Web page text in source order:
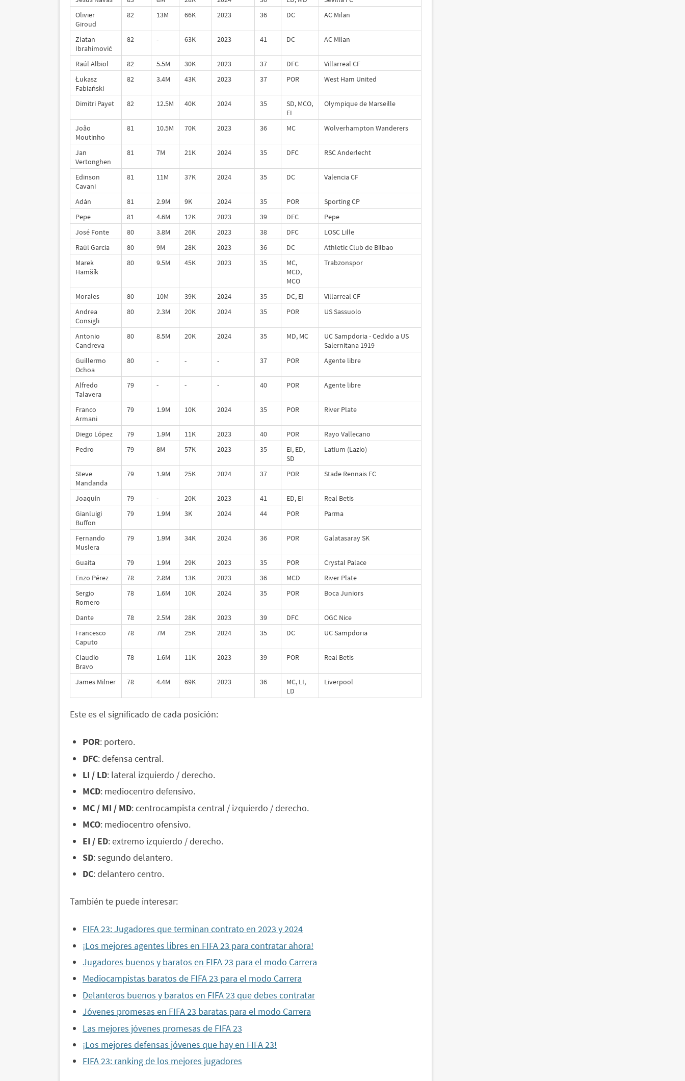
Olivier
Giroud
82 13M 66K 2023 36 DC AC Milan
Zlatan
Ibrahimović
82 - 63K 2023 41 DC AC Milan
Raúl Albiol 82 5.5M 30K 2023 37 DFC
Villarreal CF
Łukasz
Fabiański
82 3.4M 43K 2023 37 POR West Ham United
Dimitri Payet 82 12.5M 40K 2024 35
SD, MCO,
EI
Olympique de Marseille
João
Moutinho
81 10.5M 70K 2023 36 MC Wolverhampton Wanderers
Jan
Vertonghen
81 7M 21K 2024 35 DFC RSC Anderlecht
Edinson
Cavani
81 11M 37K 2024 35 DC Valencia CF
Adán 81 2.9M 9K 2024 35 POR
Sporting CP
Pepe
81 4.6M 12K 2023 39 DFC
Pepe
José Fonte
80 3.8M 26K 2023 38 DFC
LOSC Lille
Raúl García
80 9M 28K 2023 36 DC
Athletic Club de Bilbao
Marek
Hamšík
80 9.5M 45K 2023 35
MC,
MCD,
MCO
Trabzonspor
Morales 80 10M 39K 2024 35 DC, EI
Villarreal CF
Andrea
Consigli
80 2.3M 20K 2024 35 POR US Sassuolo
Antonio
Candreva
80 8.5M 20K 2024 35 MD, MC
UC Sampdoria - Cedido a US
Salernitana 1919
Guillermo
Ochoa
80 - - - 37 POR Agente libre
Alfredo
Talavera
79 - - - 40 POR Agente libre
Franco
Armani
79 1.9M 10K 2024 35 POR River Plate
Diego López 79 1.9M 11K 2023 40 POR
Rayo Vallecano
Pedro
79 8M 57K 2023 35
EI, ED,
SD
Latium (Lazio)
Steve
Mandanda
79 1.9M 25K 2024 37 POR Stade Rennais FC
Joaquín 79 - 20K 2023 41 ED, EI
Real Betis
Gianluigi
Buffon
79 1.9M 3K 2024 44 POR Parma
Fernando
Muslera
79 1.9M 34K 2024 36 POR Galatasaray SK
Guaita 79 1.9M 29K 2023 35 POR
Crystal Palace
Enzo Pérez
78 2.8M 13K 2023 36 MCD
River Plate
Sergio
Romero
78 1.6M 10K 2024 35 POR Boca Juniors
Dante 78 2.5M 28K 2023 39 DFC
OGC Nice
Francesco
Caputo
78 7M 25K 2024 35 DC UC Sampdoria
Claudio
Bravo
78 1.6M 11K 2023 39 POR Real Betis
James Milner 78 4.4M 69K 2023 36
MC, LI,
LD
Liverpool
Este es el significado de cada posición:
POR: portero.
DFC: defensa central.
LI / LD: lateral izquierdo / derecho.
MCD: mediocentro defensivo.
MC / MI / MD: centrocampista central / izquierdo / derecho.
MCO: mediocentro ofensivo.
EI / ED: extremo izquierdo / derecho.
SD: segundo delantero.
DC: delantero centro.
También te puede interesar:
FIFA 23: Jugadores que terminan contrato en 2023 y 2024
¡Los mejores agentes libres en FIFA 23 para contratar ahora!
Jugadores buenos y baratos en FIFA 23 para el modo Carrera
Mediocampistas baratos de FIFA 23 para el modo Carrera
Delanteros buenos y baratos en FIFA 23 que debes contratar
Jóvenes promesas en FIFA 23 baratas para el modo Carrera
Las mejores jóvenes promesas de FIFA 23
¡Los mejores defensas jóvenes que hay en FIFA 23!
FIFA 23: ranking de los mejores jugadores